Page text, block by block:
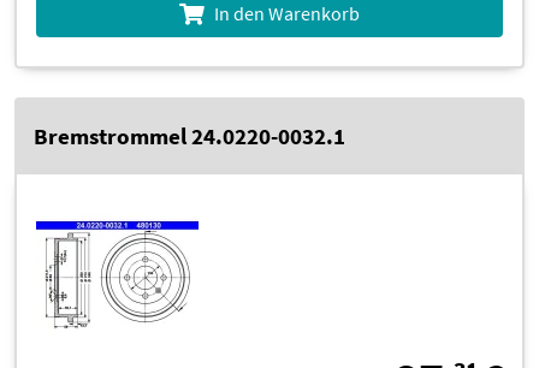
In den Warenkorb
Bremstrommel 24.0220-0032.1